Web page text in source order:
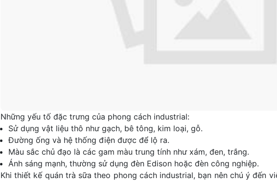
Những yếu tố đặc trưng của phong cách industrial:
Sử dụng vật liệu thô như gạch, bê tông, kim loại, gỗ.
Đường ống và hệ thống điện được để lộ ra.
Màu sắc chủ đạo là các gam màu trung tính như xám, đen, trắng.
Ánh sáng mạnh, thường sử dụng đèn Edison hoặc đèn công nghiệp.
Khi thiết kế quán trà sữa theo phong cách industrial, bạn nên chú ý đến